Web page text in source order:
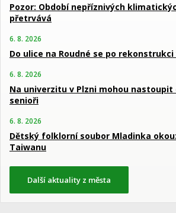
Pozor: Období nepříznivých
přetrvává
6. 8. 2026
Do ulice na Roudné se po
6. 8. 2026
Na univerzitu v Plzni mohou
senioři
6. 8. 2026
Dětský folklorní soubor Mladinka
Taiwanu
Další aktuality z města